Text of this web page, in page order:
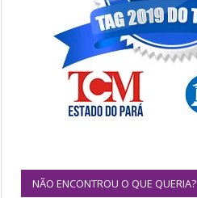
NÃO ENCONTROU O QUE QUERIA?